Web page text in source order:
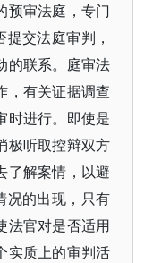
预审法庭，专门
交法庭审判，
的联系。庭审法
，有关证据调查
时进行。即使是
极听取控辩双方
了解案情，以避
况的出现，只有
法官对是否适用
实质上的审判活